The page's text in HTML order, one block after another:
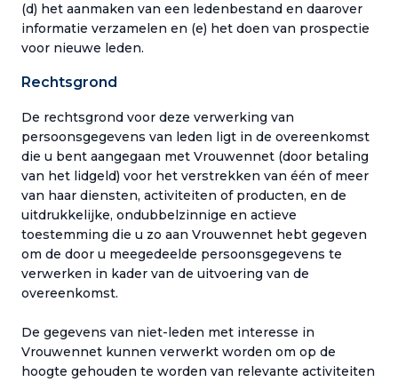
(d) het aanmaken van een ledenbestand en daarover
informatie verzamelen en (e) het doen van prospectie
voor nieuwe leden.
Rechtsgrond
De rechtsgrond voor deze verwerking van
persoonsgegevens van leden ligt in de overeenkomst
die u bent aangegaan met Vrouwennet (door betaling
van het lidgeld) voor het verstrekken van één of meer
van haar diensten, activiteiten of producten, en de
uitdrukkelijke, ondubbelzinnige en actieve
toestemming die u zo aan Vrouwennet hebt gegeven
om de door u meegedeelde persoonsgegevens te
verwerken in kader van de uitvoering van de
overeenkomst.
De gegevens van niet-leden met interesse in
Vrouwennet kunnen verwerkt worden om op de
hoogte gehouden te worden van relevante activiteiten